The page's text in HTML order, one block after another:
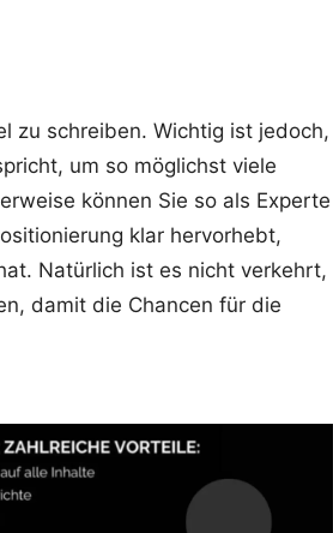
zu schreiben. Wichtig ist jedoch,
um so möglichst viele
können Sie so als Experte
klar hervorhebt,
Natürlich ist es nicht verkehrt,
damit die Chancen für die